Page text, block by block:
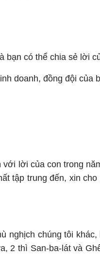
bạn có thể chia sẻ lời
doanh, đồng đội của
lời của con trong
tập trung đến, xin
nghịch chúng tôi
2 thì San-ba-lát và